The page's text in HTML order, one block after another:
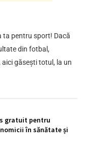
ta pentru sport! Dacă
din fotbal,
aici găsești totul, la un
gratuit pentru
în sănătate și